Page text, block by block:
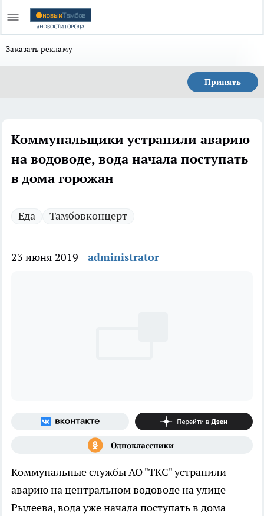
Заказать рекламу
Принять
Коммунальщики устранили аварию
на водоводе, вода начала поступать
в дома горожан
Еда Тамбовконцерт
23 июня 2019 administrator
Коммунальные службы АО "ТКС" устранили
аварию на центральном водоводе на улице
Рылеева, вода уже начала поступать в дома